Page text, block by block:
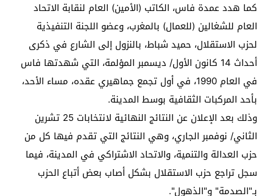
كما هدد عمدة فاس، الكاتب (الأمين) العام لنقابة الاتحاد
العام للشغالين (للعمال) بالمغرب، وعضو اللجنة التنفيذية
لحزب الاستقلال، حميد شباط، بالنزول إلى الشارع في ذكرى
أحداث 14 كانون الأول/ ديسمبر المؤلمة، التي شهدتها فاس
في العام 1990، في أول تجمع جماهيري عقده، مساء الأحد،
بأحد المركبات الثقافية بوسط المدينة.
وذلك بعد الإعلان عن النتائج النهائية لانتخابات 25 تشرين
الثاني/ نوفمبر الجاري، وهي النتائج التي تقدم فيها كل من
حزب العدالة والتنمية، والاتحاد الاشتراكي في المدينة، فيما
سجل تراجع حزب الاستقلال بشكل أصاب بعض أتباع الحزب
بـ"الصدمة" و"الذهول".